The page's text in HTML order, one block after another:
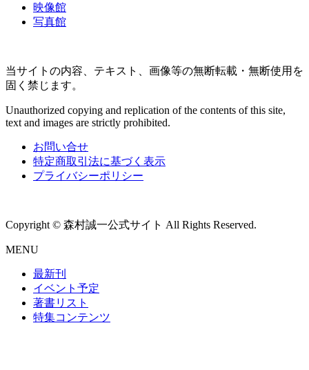
映像館
写真館
当サイトの内容、テキスト、画像等の無断転載・無断使用を
固く禁じます。
Unauthorized copying and replication of the contents of this site,
text and images are strictly prohibited.
お問い合せ
特定商取引法に基づく表示
プライバシーポリシー
Copyright © 森村誠一公式サイト All Rights Reserved.
MENU
最新刊
イベント予定
著書リスト
特集コンテンツ